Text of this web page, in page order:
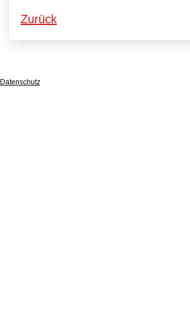
Zurück
Datenschutz